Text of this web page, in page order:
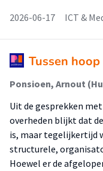
2026-06-17
ICT &
Tussen
Uit de gesprekken
overheden blijkt dat
is, maar tegelijkertijd
structurele,
Hoewel er de